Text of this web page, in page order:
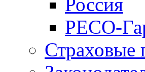
РЕСО-
Страховые